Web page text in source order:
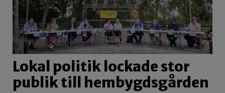
Lokal politik lockade stor
publik till hembygdsgården